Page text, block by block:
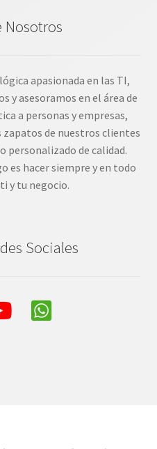
Nosotros
apasionada en las TI,
y asesoramos en el área de
a personas y empresas,
de nuestros clientes
personalizado de calidad.
es hacer siempre y en todo
y tu negocio.
Sociales